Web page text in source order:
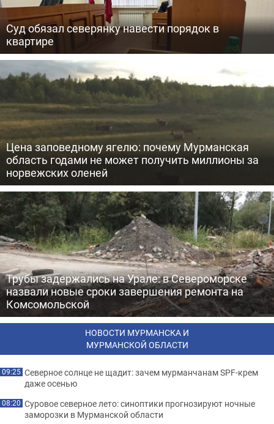
Суд обязал северянку навести порядок в
квартире
Цена заповедному ягелю: почему Мурманская
область годами не может получить миллионы за
норвежских оленей
Трубы задержались на Урале: в Североморске
назвали новые сроки завершения ремонта на
Комсомольской
НОВОСТИ МУРМАНСКА И
МУРМАНСКОЙ ОБЛАСТИ
09:25 Северное солнце не щадит: зачем мурманчанам SPF-крем
даже осенью
08:20 Суровое северное лето: синоптики прогнозируют ночные
заморозки в Мурманской области